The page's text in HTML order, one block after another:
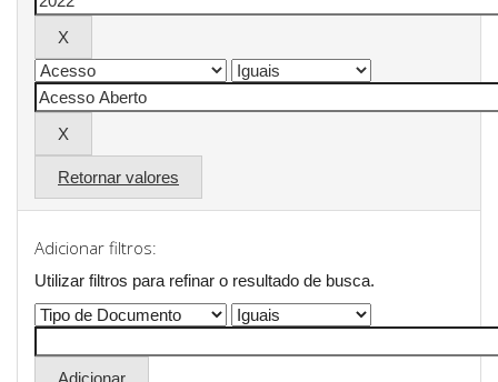
Retornar valores
Adicionar filtros:
Utilizar filtros para refinar o resultado de busca.